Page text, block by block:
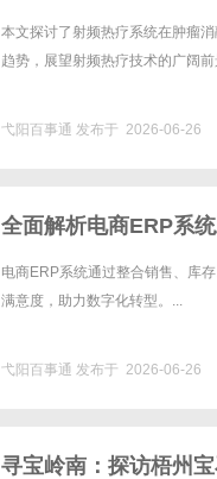
本文探讨了射频热疗系统在肿瘤
趋势，展望射频热疗技术的广阔前
弋阳百事通 发布于 2026-06-26
全面解析电商ERP系
电商ERP系统通过整合销售、库
满意度，助力数字化转型。...
弋阳百事通 发布于 2026-06-26
寻宝岭南：探访梧州